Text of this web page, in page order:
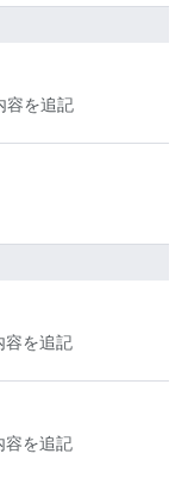
容を追記
容を追記
容を追記